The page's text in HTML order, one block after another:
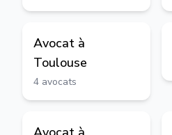
Avocat à
Toulouse
4 avocats